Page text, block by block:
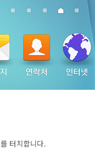
를 터치합니다.